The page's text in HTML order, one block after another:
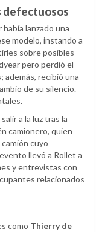
defectuosos
lanzado una
modelo, instando a
sobre posibles
pero perdió el
además, recibió una
de su silencio.
a la luz tras la
camionero, quien
cuyo
llevó a Rollet a
y entrevistas con
relacionados
como Thierry de